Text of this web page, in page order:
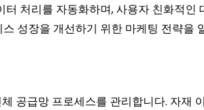
처리를 자동화하며, 사용자 친화적
성장을 개선하기 위한 마케팅 전략을
공급망 프로세스를 관리합니다. 자재